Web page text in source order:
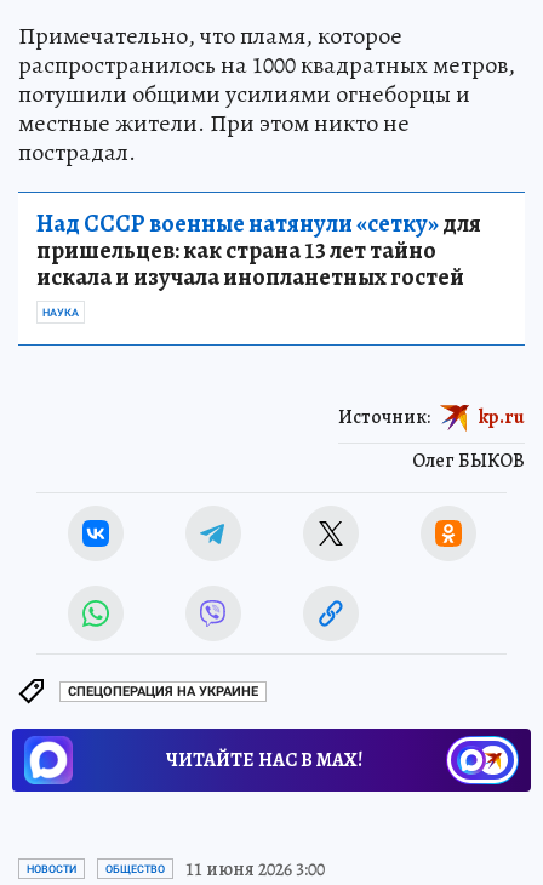
Примечательно, что пламя, которое
распространилось на 1000 квадратных метров,
потушили общими усилиями огнеборцы и
местные жители. При этом никто не
пострадал.
Над СССР военные натянули «сетку»для
пришельцев: как страна 13 лет тайно
искала и изучала инопланетных гостей
НАУКА
Олег БЫКОВ
Источник: kp.ru
СПЕЦОПЕРАЦИЯ НА УКРАИНЕ
ЧИТАЙТЕ НАС В МАХ!
НОВОСТИ ОБЩЕСТВО 11 июня 2026 3:00